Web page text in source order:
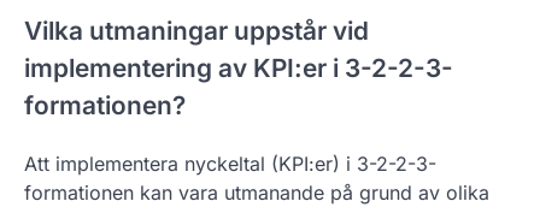
Vilka utmaningar uppstår vid
implementering av KPI:er i 3-2-2-3-
formationen?
Att implementera nyckeltal (KPI:er) i 3-2-2-3-
formationen kan vara utmanande på grund av olika